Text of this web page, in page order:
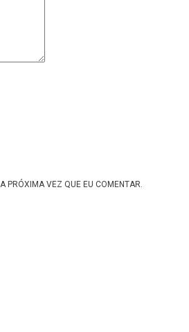
PRÓXIMA VEZ QUE EU COMENTAR.